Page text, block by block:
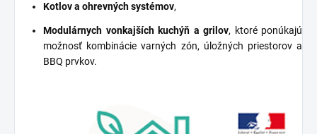
Kotlov a ohrevných systémov,
Modulárnych vonkajších kuchýň a grilov, ktoré ponúkajú
možnosť kombinácie varných zón, úložných priestorov a
BBQ prvkov.